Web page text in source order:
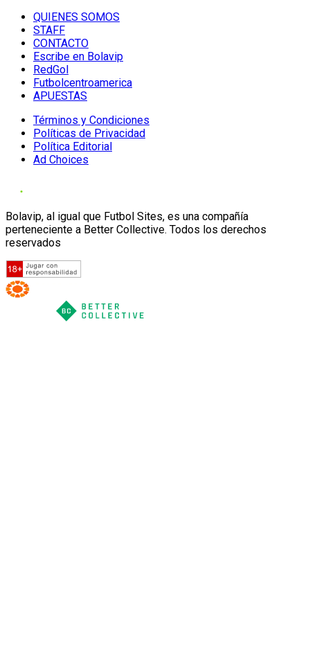
QUIENES SOMOS
STAFF
CONTACTO
Escribe en Bolavip
RedGol
Futbolcentroamerica
APUESTAS
Términos y Condiciones
Políticas de Privacidad
Política Editorial
Ad Choices
Bolavip, al igual que Futbol Sites, es una compañía
perteneciente a Better Collective. Todos los derechos
reservados